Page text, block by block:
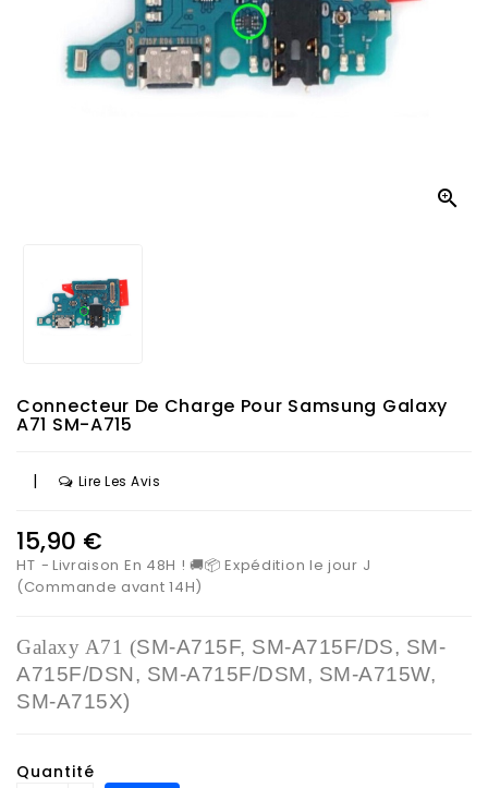

Connecteur De Charge Pour Samsung Galaxy
A71 SM-A715
| Lire Les Avis
15,90 €
HT
Livraison En 48H ! 🚚📦 Expédition le jour J
(Commande avant 14H)
Galaxy A71 (SM-A715F, SM-A715F/DS, SM-
A715F/DSN, SM-A715F/DSM, SM-A715W,
SM-A715X)
Quantité